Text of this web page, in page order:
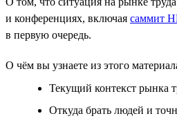
и конференциях, включая саммит
в первую очередь.
О чём вы узнаете из этого
Текущий контекст рынка
Откуда брать людей и